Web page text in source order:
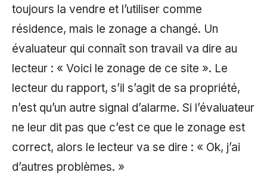
toujours la vendre et l’utiliser comme
résidence, mais le zonage a changé. Un
évaluateur qui connaît son travail va dire au
lecteur : « Voici le zonage de ce site ». Le
lecteur du rapport, s’il s’agit de sa propriété,
n’est qu’un autre signal d’alarme. Si l’évaluateur
ne leur dit pas que c’est ce que le zonage est
correct, alors le lecteur va se dire : « Ok, j’ai
d’autres problèmes. »